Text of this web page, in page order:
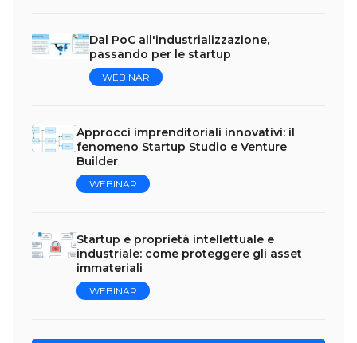
Dal PoC all'industrializzazione,
passando per le startup
WEBINAR
Approcci imprenditoriali innovativi: il
fenomeno Startup Studio e Venture
Builder
WEBINAR
Startup e proprietà intellettuale e
industriale: come proteggere gli asset
immateriali
WEBINAR